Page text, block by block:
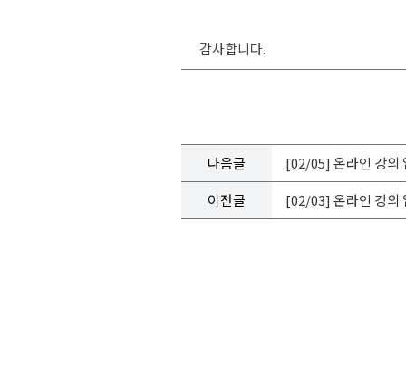
감사합니다.
다음글
[02/05] 온라인 강의
이전글
[02/03] 온라인 강의